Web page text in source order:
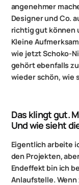
angenehmer
Designer und Co.
richtig gut können
Kleine
wie jetzt Schoko-
gehört ebenfalls
wieder schön, wie
Das klingt gut.
Und wie sieht
Eigentlich arbeite
den Projekten,
Endeffekt bin ich
Anlaufstelle.